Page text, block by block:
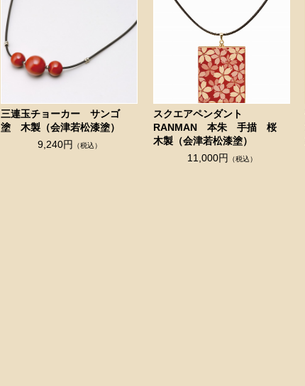
三連玉チョーカー サンゴ
塗 木製（会津若松漆塗）
9,240円 （税込）
スクエアペンダント
RANMAN 本朱 手描 桜
木製（会津若松漆塗）
11,000円 （税込）